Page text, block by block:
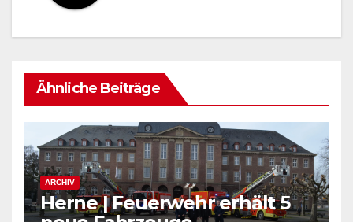
Ähnliche Beiträge
ARCHIV
Herne | Feuerwehr erhält 5